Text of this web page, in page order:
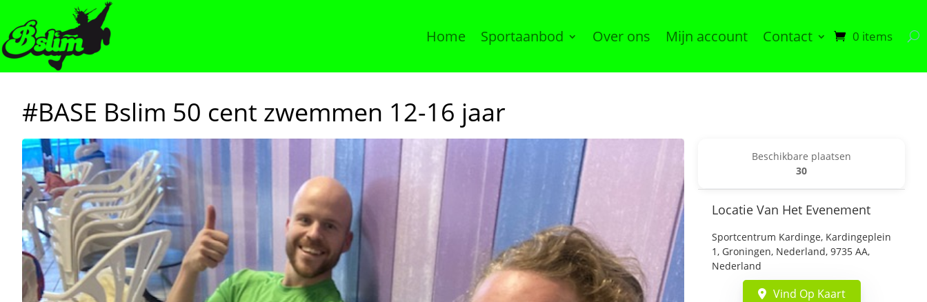
Home Sportaanbod Over ons Mijn account Contact 0 items
#BASE Bslim 50 cent zwemmen 12-16 jaar
Beschikbare plaatsen
30
Locatie Van Het Evenement
Sportcentrum Kardinge, Kardingeplein
1, Groningen, Nederland, 9735 AA,
Nederland
Vind Op Kaart